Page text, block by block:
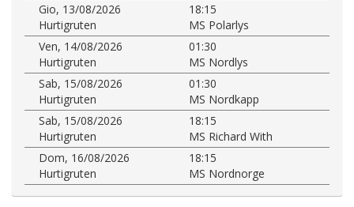
Gio, 13/08/2026
18:15
Hurtigruten
MS Polarlys
Ven, 14/08/2026
01:30
Hurtigruten
MS Nordlys
Sab, 15/08/2026
01:30
Hurtigruten
MS Nordkapp
Sab, 15/08/2026
18:15
Hurtigruten
MS Richard With
Dom, 16/08/2026
18:15
Hurtigruten
MS Nordnorge